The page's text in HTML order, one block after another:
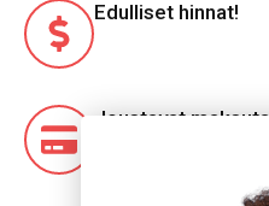
Edulliset hinnat!
Joustavat